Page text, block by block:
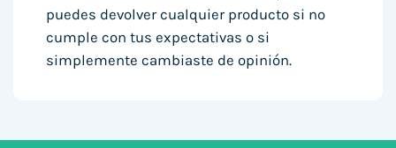
puedes devolver cualquier producto si no
cumple con tus expectativas o si
simplemente cambiaste de opinión.